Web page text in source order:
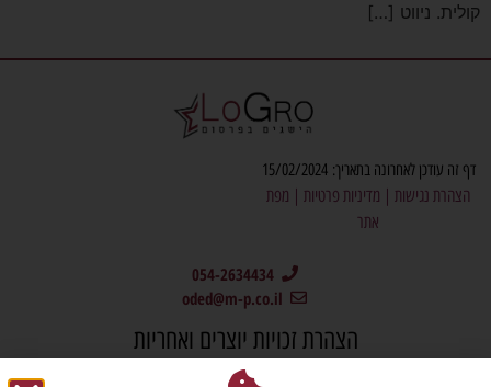
קולית. ניווט […]
דף זה עודכן לאחרונה בתאריך: 15/02/2024
הצהרת נגישות | מדיניות פרטיות | מפת
אתר
054-2634434
oded@m-p.co.il
הצהרת זכויות יוצרים ואחריות